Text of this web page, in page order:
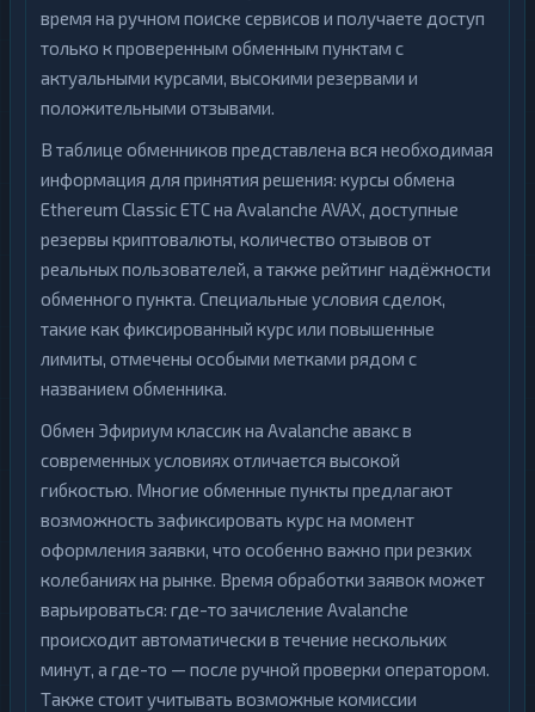
время на ручном поиске сервисов и получаете доступ
только к проверенным обменным пунктам с
актуальными курсами, высокими резервами и
положительными отзывами.
В таблице обменников представлена вся необходимая
информация для принятия решения: курсы обмена
Ethereum Classic ETC на Avalanche AVAX, доступные
резервы криптовалюты, количество отзывов от
реальных пользователей, а также рейтинг надёжности
обменного пункта. Специальные условия сделок,
такие как фиксированный курс или повышенные
лимиты, отмечены особыми метками рядом с
названием обменника.
Обмен Эфириум классик на Avalanche авакс в
современных условиях отличается высокой
гибкостью. Многие обменные пункты предлагают
возможность зафиксировать курс на момент
оформления заявки, что особенно важно при резких
колебаниях на рынке. Время обработки заявок может
варьироваться: где-то зачисление Avalanche
происходит автоматически в течение нескольких
минут, а где-то — после ручной проверки оператором.
Также стоит учитывать возможные комиссии